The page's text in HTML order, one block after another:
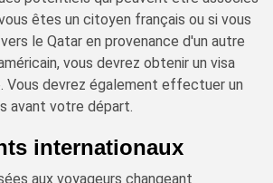
êtes un citoyen français ou si vous
le Qatar en provenance d'un autre
vous devrez obtenir un visa
Vous devrez également effectuer un
avant votre départ.
internationaux
aux voyageurs changeant